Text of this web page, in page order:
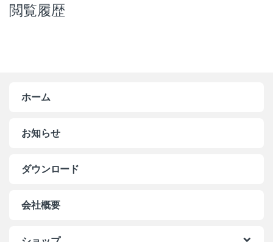
閲覧履歴
ホーム
お知らせ
ダウンロード
会社概要